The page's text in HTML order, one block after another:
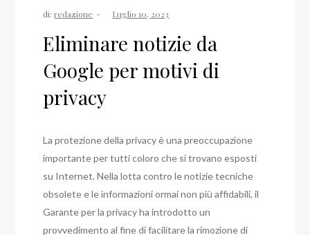
di:redazione
Eliminare notizie da
Google per motivi di
privacy
La protezione della privacy è una preoccupazione
importante per tutti coloro che si trovano esposti
su Internet. Nella lotta contro le notizie tecniche
obsolete e le informazioni ormai non più affidabili, il
Garante per la privacy ha introdotto un
provvedimento al fine di facilitare la rimozione di